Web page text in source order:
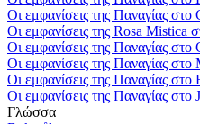
Οι εμφανίσεις της Παναγίας
Οι εμφανίσεις της Rosa Mistica
Οι εμφανίσεις της Παναγίας στο
Οι εμφανίσεις της Παναγίας
Οι εμφανίσεις της Παναγίας
Οι εμφανίσεις της Παναγίας στο
Γλώσσα